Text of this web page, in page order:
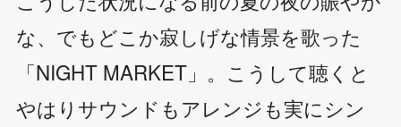
な、でもどこか寂しげな情景を歌った
「NIGHT MARKET」。こうして聴くと
やはりサウンドもアレンジも実にシン